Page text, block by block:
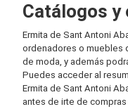
Catálogos y
Ermita de Sant Antoni
ordenadores o muebles
de moda, y además
Puedes acceder al
Ermita de Sant Antoni
antes de irte de